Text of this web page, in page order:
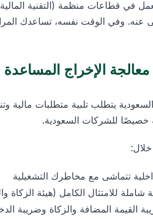
في قطاعات منظمة (التقنية
عنه. وفي الوقت نفسه، تساعدك
الإخراج المساعدة
السعودية يتطلب تلبية متطلبات مالية
خصيصًا للشركات السعودية.
تتماشى مع مخاطرك التشغيلية
للامتثال الكامل (هيئة الزكاة
القيمة المضافة والزكاة وضريبة